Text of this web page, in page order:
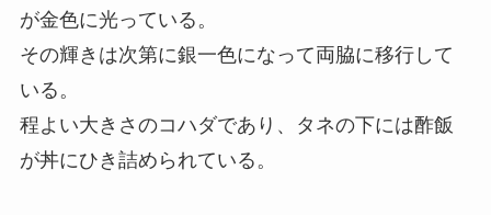
が金色に光っている。
その輝きは次第に銀一色になって両脇に移行して
いる。
程よい大きさのコハダであり、タネの下には酢飯
が丼にひき詰められている。